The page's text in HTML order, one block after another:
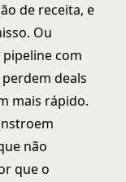
de receita, e
Ou
com
deals
mais rápido.
não
que o